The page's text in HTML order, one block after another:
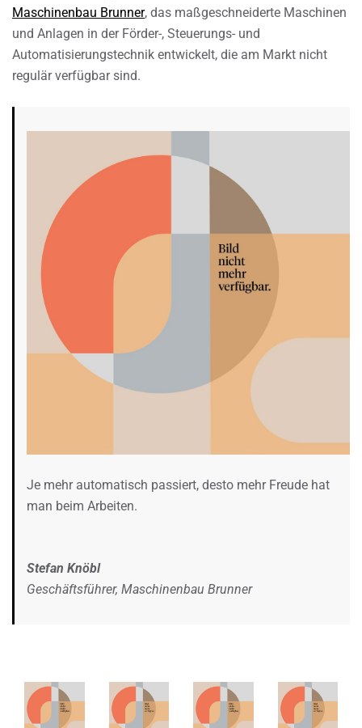
Maschinenbau Brunner, das maßgeschneiderte Maschinen
und Anlagen in der Förder-, Steuerungs- und
Automatisierungstechnik entwickelt, die am Markt nicht
regulär verfügbar sind.
Je mehr automatisch passiert, desto mehr Freude hat
man beim Arbeiten.
Stefan Knöbl
Geschäftsführer, Maschinenbau Brunner